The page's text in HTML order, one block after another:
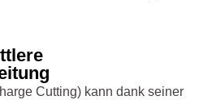
Cutting) kann dank seiner